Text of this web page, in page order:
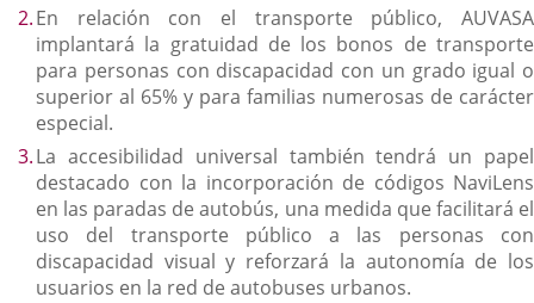
En relación con el transporte público, AUVASA
implantará la gratuidad de los bonos de transporte
para personas con discapacidad con un grado igual o
superior al 65% y para familias numerosas de carácter
especial.
La accesibilidad universal también tendrá un papel
destacado con la incorporación de códigos NaviLens
en las paradas de autobús, una medida que facilitará el
uso del transporte público a las personas con
discapacidad visual y reforzará la autonomía de los
usuarios en la red de autobuses urbanos.